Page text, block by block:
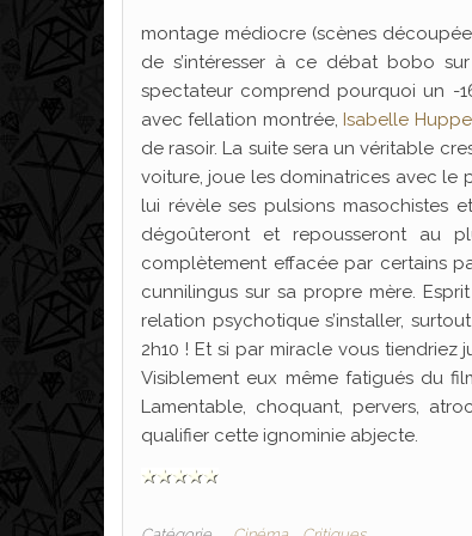
montage médiocre (scènes
de s’intéresser à ce débat bobo
spectateur comprend pourquoi un -
avec fellation montrée, Isabelle
de rasoir. La suite sera un véritable
voiture, joue les dominatrices avec le
lui révèle ses pulsions masochistes
dégoûteront et repousseront au
complètement effacée par certains
cunnilingus sur sa propre mère.
relation psychotique s’installer,
2h10 ! Et si par miracle vous tiendriez
Visiblement eux même fatigués du
Lamentable, choquant, pervers,
qualifier cette ignominie abjecte.